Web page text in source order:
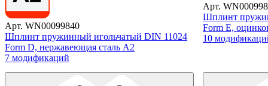
Арт. WN00099840
Шплинт пружинный игольчатый DIN 11024
Form D, нержавеющая сталь А2
7 модификаций
Арт.
Шплинт
Form E,
10